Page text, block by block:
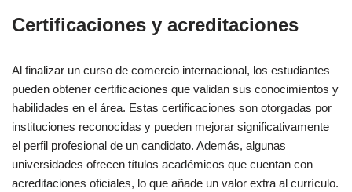
Certificaciones y acreditaciones
Al finalizar un curso de comercio internacional, los estudiantes
pueden obtener certificaciones que validan sus conocimientos y
habilidades en el área. Estas certificaciones son otorgadas por
instituciones reconocidas y pueden mejorar significativamente
el perfil profesional de un candidato. Además, algunas
universidades ofrecen títulos académicos que cuentan con
acreditaciones oficiales, lo que añade un valor extra al currículo.